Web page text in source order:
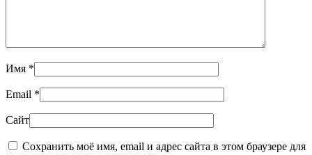
Имя *
Email *
Сайт
Сохранить моё имя, email и адрес сайта в этом браузере для